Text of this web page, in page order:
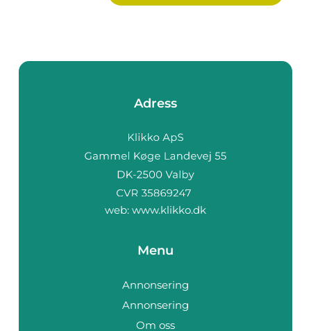
Adress
web: www.klikko.dk
Menu
Annonsering
Annonsering
Om oss